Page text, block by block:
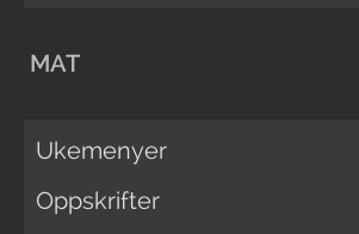
MAT
Ukemenyer
Oppskrifter